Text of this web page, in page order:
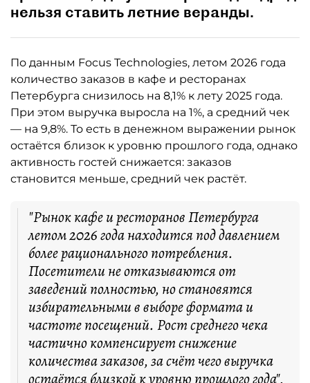
нельзя ставить летние веранды.
По данным Focus Technologies, летом 2026 года
количество заказов в кафе и ресторанах
Петербурга снизилось на 8,1% к лету 2025 года.
При этом выручка выросла на 1%, а средний чек
— на 9,8%. То есть в денежном выражении рынок
остаётся близок к уровню прошлого года, однако
активность гостей снижается: заказов
становится меньше, средний чек растёт.
"Рынок кафе и ресторанов Петербурга
летом 2026 года находится под давлением
более рационального потребления.
Посетители не отказываются от
заведений полностью, но становятся
избирательными в выборе формата и
частоте посещений. Рост среднего чека
частично компенсирует снижение
количества заказов, за счёт чего выручка
остаётся близкой к уровню прошлого года",